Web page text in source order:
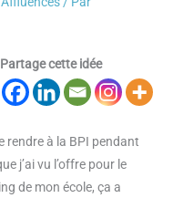
Partage cette idée
rendre à la BPI pendant
j’ai vu l’offre pour le
de mon école, ça a